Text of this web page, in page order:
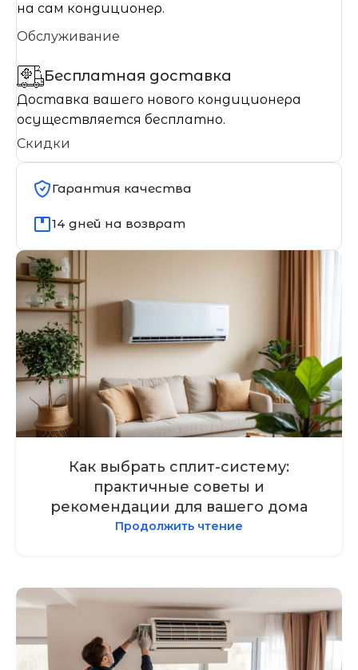
на сам кондиционер.
Обслуживание
Бесплатная доставка
Доставка вашего нового кондиционера
осуществляется бесплатно.
Скидки
Гарантия качества
14 дней на возврат
Как выбрать сплит-систему:
практичные советы и
рекомендации для вашего дома
Продолжить чтение